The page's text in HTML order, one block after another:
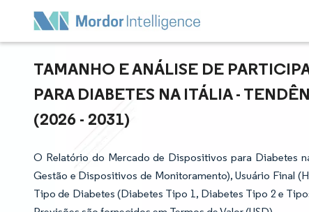
TAMANHO E ANÁLISE DE
PARA DIABETES NA ITÁLIA -
(2026 - 2031)
O Relatório do Mercado de Dispositivos para Diabetes
Gestão e Dispositivos de Monitoramento), Usuário Final
Tipo de Diabetes (Diabetes Tipo 1, Diabetes Tipo 2 e